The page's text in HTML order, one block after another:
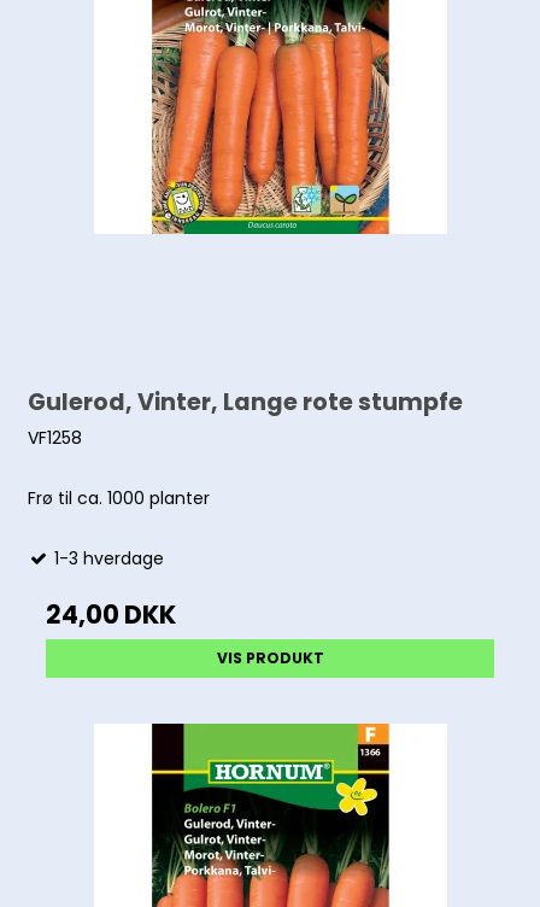
Gulerod, Vinter, Lange rote stumpfe
VF1258
Frø til ca. 1000 planter
1-3 hverdage
24,00 DKK
VIS PRODUKT